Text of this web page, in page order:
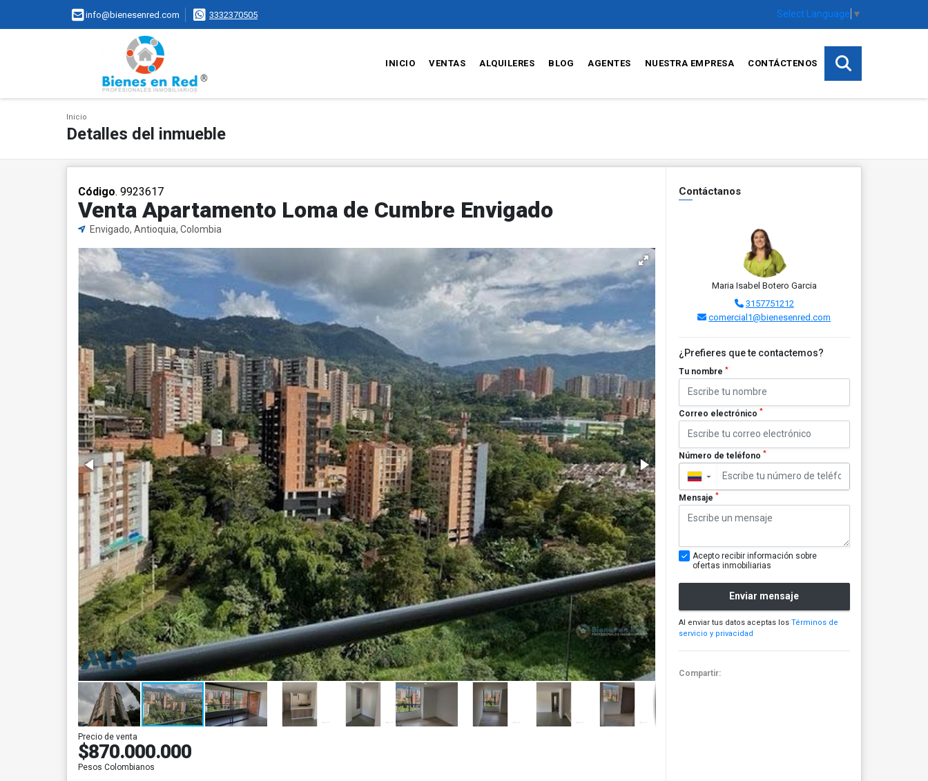
info@bienesenred.com 3332370505 Select Language ▼
INICIO VENTAS ALQUILERES BLOG AGENTES NUESTRA EMPRESA CONTÁCTENOS
Inicio
Detalles del inmueble
Código. 9923617
Venta Apartamento Loma de Cumbre Envigado
Envigado, Antioquia, Colombia
Precio de venta
$870.000.000
Pesos Colombianos
Contáctanos
Maria Isabel Botero Garcia
3157751212
comercial1@bienesenred.com
¿Prefieres que te contactemos?
Tu nombre *
Correo electrónico *
Número de teléfono *
▼
Mensaje *
Acepto recibir información sobre
ofertas inmobiliarias
Enviar mensaje
Al enviar tus datos aceptas los Términos de
servicio y privacidad
Compartir: